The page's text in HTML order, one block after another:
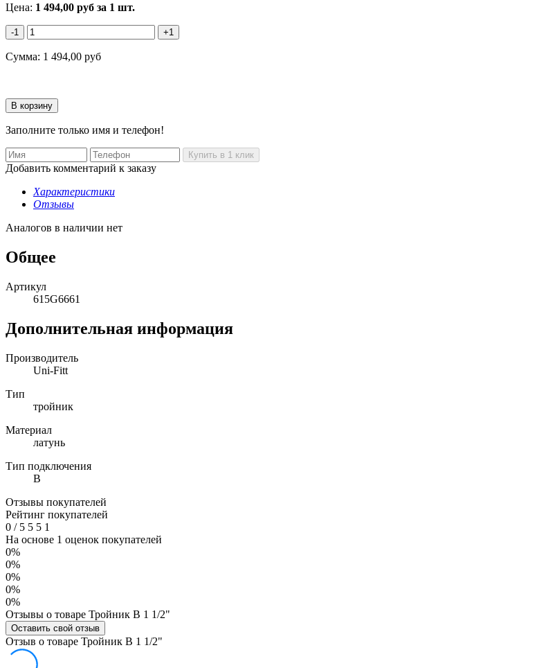
Цена: 1 494,00 руб за 1 шт.
-1 +1
Сумма: 1 494,00 руб
Заполните только имя и телефон!
Добавить комментарий к заказу
Характеристики
Отзывы
Аналогов в наличии нет
Общее
Артикул
615G6661
Дополнительная информация
Производитель
Uni-Fitt
Тип
тройник
Материал
латунь
Тип подключения
В
Отзывы покупателей
Рейтинг покупателей
0 /5 5 5 1
На основе 1 оценок покупателей
0%
0%
0%
0%
0%
Отзывы о товаре Тройник В 1 1/2"
Оставить свой отзыв
Отзыв о товаре Тройник В 1 1/2"